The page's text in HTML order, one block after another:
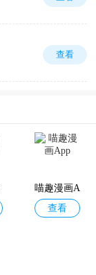
查看
喵趣漫画A
pp
查看